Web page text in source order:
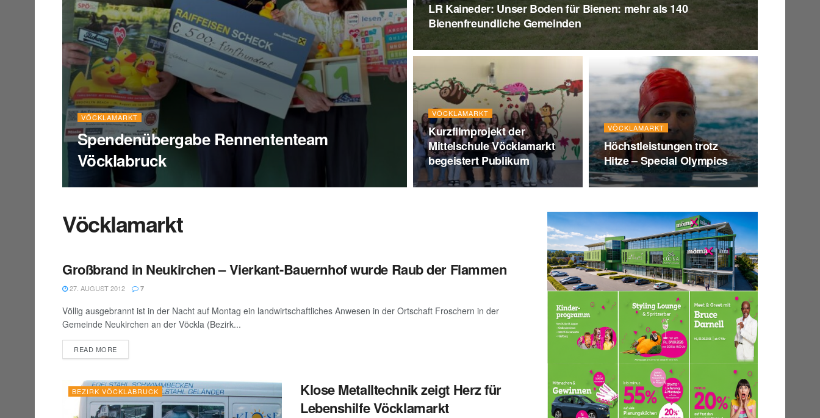
VÖCKLAMARKT
Spendenübergabe Rennententeam
Vöcklabruck
LR Kaineder: Unser Boden für Bienen: mehr als 140
Bienenfreundliche Gemeinden
VÖCKLAMARKT
Kurzfilmprojekt der
Mittelschule Vöcklamarkt
begeistert Publikum
VÖCKLAMARKT
Höchstleistungen trotz
Hitze – Special Olympics
Vöcklamarkt
AMPFLWANG I.H.
Großbrand in Neukirchen – Vierkant-Bauernhof wurde Raub der Flammen
27. AUGUST 2012 7
Völlig ausgebrannt ist in der Nacht auf Montag ein landwirtschaftliches Anwesen in der Ortschaft Froschern in der
Gemeinde Neukirchen an der Vöckla (Bezirk...
READ MOREDETAILS
BEZIRK VÖCKLABRUCK
Klose Metalltechnik zeigt Herz für
Lebenshilfe Vöcklamarkt